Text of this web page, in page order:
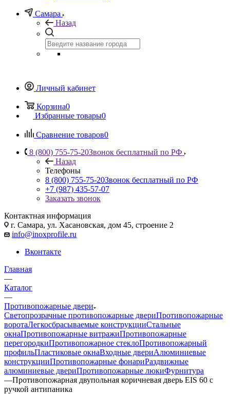
Самара
Назад
Личный кабинет
Корзина0
Избранные товары0
Сравнение товаров0
8 (800) 755-75-20Звонок бесплатный по РФ
Назад
Телефоны
8 (800) 755-75-20Звонок бесплатный по РФ
+7 (987) 435-57-07
Заказать звонок
Контактная информация
г. Самара, ул. Хасановская, дом 45, строение 2
info@inoxprofile.ru
Вконтакте
Главная
—
Каталог
—
Противопожарные двери
Светопрозрачные противопожарные двериПротивопожарные
воротаЛегкосбрасываемые конструкцииСтальные
окнаПротивопожарные витражиПротивопожарные
перегородкиПротивопожарное стеклоПротивопожарный
профильПластиковые окнаВходные двериАлюминиевые
конструкцииПротивопожарные фонариРаздвижные
алюминиевые двериПротивопожарные люкиФурнитура
—Противопожарная двупольная коричневая дверь EIS 60 с
ручкой антипаника